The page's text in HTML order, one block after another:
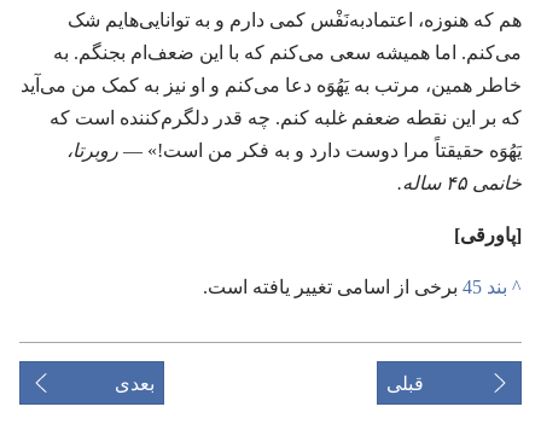
هم که هنوزه،‏ اعتمادبه‌نَفْس کمی دارم و به توانایی‌هایم شک
می‌کنم.‏ اما همیشه سعی می‌کنم که با این ضعف‌ام بجنگم.‏ به
خاطر همین،‏ مرتب به یَهُوَه دعا می‌کنم و او نیز به کمک من می‌آید
که بر این نقطه ضعفم غلبه کنم.‏ چه قدر دلگرم‌کننده است که
یَهُوَه حقیقتاً مرا دوست دارد و به فکر من است!‏» —‏ روبرتا،‏
خانمی ۴۵ ساله.‏
‏[پاورقی]‏
^ بند 45 برخی از اسامی تغییر یافته است.‏
قبلی بعدی